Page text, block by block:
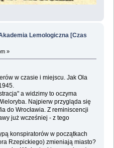
Lemologiczna [Czas
»
w czasie i miejscu. Jak Ola
a widzimy to oczyma
Najpierw przygląda się
do Wrocławia. Z reminiscencji
już wcześniej - z tego
konspiratorów w początkach
Rzepickiego) zmieniają miasto?